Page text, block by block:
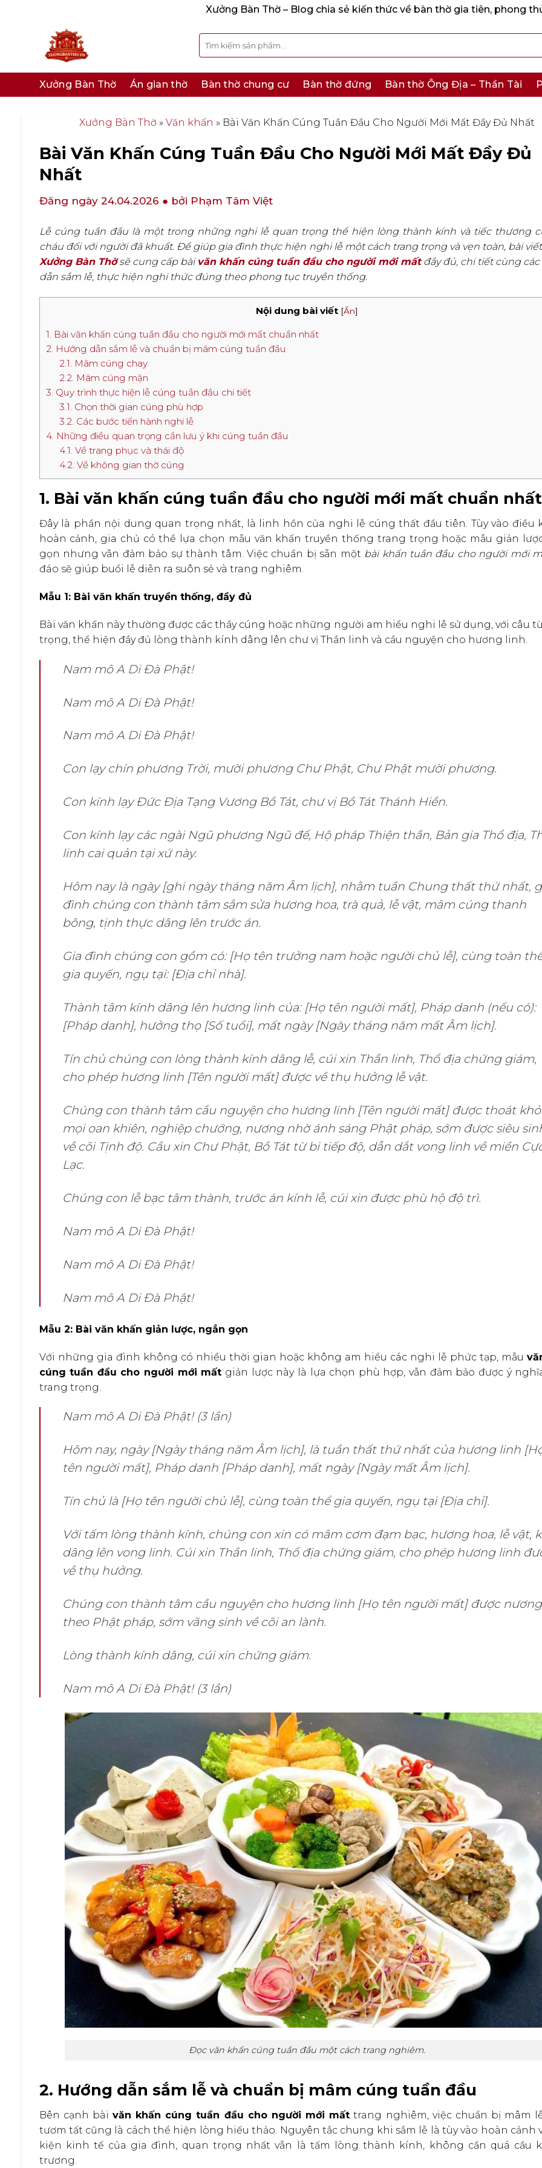
Xưởng Bàn Thờ – Blog chia sẻ kiến thức về bàn thờ gia tiên, phong
Tìm
kiếm:
Xưởng Bàn Thờ Án gian thờ Bàn thờ chung cư Bàn thờ đứng Bàn thờ Ông Địa – Thần Tài
Xưởng Bàn Thờ » Văn khấn » Bài Văn Khấn Cúng Tuần Đầu Cho Người Mới Mất Đầy Đủ Nhất
Bài Văn Khấn Cúng Tuần Đầu Cho Người Mới Mất Đầy Đủ
Nhất
Đăng ngày 24.04.2026 ● bởi Phạm Tâm Việt
Lễ cúng tuần đầu là một trong những nghi lễ quan trọng thể hiện lòng thành kính và tiếc thương
cháu đối với người đã khuất. Để giúp gia đình thực hiện nghi lễ một cách trang trọng và vẹn toàn, bài
Xưởng Bàn Thờsẽ cung cấp bài văn khấn cúng tuần đầu cho người mới mấtđầy đủ, chi tiết cùng
dẫn sắm lễ, thực hiện nghi thức đúng theo phong tục truyền thống.
Nội dung bài viết [Ẩn]
1. Bài văn khấn cúng tuần đầu cho người mới mất chuẩn nhất
2. Hướng dẫn sắm lễ và chuẩn bị mâm cúng tuần đầu
2.1. Mâm cúng chay
2.2. Mâm cúng mặn
3. Quy trình thực hiện lễ cúng tuần đầu chi tiết
3.1. Chọn thời gian cúng phù hợp
3.2. Các bước tiến hành nghi lễ
4. Những điều quan trọng cần lưu ý khi cúng tuần đầu
4.1. Về trang phục và thái độ
4.2. Về không gian thờ cúng
1. Bài văn khấn cúng tuần đầu cho người mới mất chuẩn nhất
Đây là phần nội dung quan trọng nhất, là linh hồn của nghi lễ cúng thất đầu tiên. Tùy vào điều
hoàn cảnh, gia chủ có thể lựa chọn mẫu văn khấn truyền thống trang trọng hoặc mẫu giản
gọn nhưng vẫn đảm bảo sự thành tâm. Việc chuẩn bị sẵn một bài khấn tuần đầu cho người mới
đáo sẽ giúp buổi lễ diễn ra suôn sẻ và trang nghiêm.
Mẫu 1: Bài văn khấn truyền thống, đầy đủ
Bài văn khấn này thường được các thầy cúng hoặc những người am hiểu nghi lễ sử dụng, với câu
trọng, thể hiện đầy đủ lòng thành kính dâng lên chư vị Thần linh và cầu nguyện cho hương linh.
Nam mô A Di Đà Phật!
Nam mô A Di Đà Phật!
Nam mô A Di Đà Phật!
Con lạy chín phương Trời, mười phương Chư Phật, Chư Phật mười phương.
Con kính lạy Đức Địa Tạng Vương Bồ Tát, chư vị Bồ Tát Thánh Hiền.
Con kính lạy các ngài Ngũ phương Ngũ đế, Hộ pháp Thiện thần, Bản gia Thổ địa,
linh cai quản tại xứ này.
Hôm nay là ngày [ghi ngày tháng năm Âm lịch], nhằm tuần Chung thất thứ nhất,
đình chúng con thành tâm sắm sửa hương hoa, trà quả, lễ vật, mâm cúng thanh
bông, tịnh thực dâng lên trước án.
Gia đình chúng con gồm có: [Họ tên trưởng nam hoặc người chủ lễ], cùng toàn
gia quyến, ngụ tại: [Địa chỉ nhà].
Thành tâm kính dâng lên hương linh của: [Họ tên người mất], Pháp danh (nếu có):
[Pháp danh], hưởng thọ [Số tuổi], mất ngày [Ngày tháng năm mất Âm lịch].
Tín chủ chúng con lòng thành kính dâng lễ, cúi xin Thần linh, Thổ địa chứng giám,
cho phép hương linh [Tên người mất] được về thụ hưởng lễ vật.
Chúng con thành tâm cầu nguyện cho hương linh [Tên người mất] được thoát
mọi oan khiên, nghiệp chướng, nương nhờ ánh sáng Phật pháp, sớm được siêu
về cõi Tịnh độ. Cầu xin Chư Phật, Bồ Tát từ bi tiếp độ, dẫn dắt vong linh về miền
Lạc.
Chúng con lễ bạc tâm thành, trước án kính lễ, cúi xin được phù hộ độ trì.
Nam mô A Di Đà Phật!
Nam mô A Di Đà Phật!
Nam mô A Di Đà Phật!
Mẫu 2: Bài văn khấn giản lược, ngắn gọn
Với những gia đình không có nhiều thời gian hoặc không am hiểu các nghi lễ phức tạp, mẫu
cúng tuần đầu cho người mới mất giản lược này là lựa chọn phù hợp, vẫn đảm bảo được ý
trang trọng.
Nam mô A Di Đà Phật! (3 lần)
Hôm nay, ngày [Ngày tháng năm Âm lịch], là tuần thất thứ nhất của hương linh
tên người mất], Pháp danh [Pháp danh], mất ngày [Ngày mất Âm lịch].
Tín chủ là [Họ tên người chủ lễ], cùng toàn thể gia quyến, ngụ tại [Địa chỉ].
Với tấm lòng thành kính, chúng con xin có mâm cơm đạm bạc, hương hoa, lễ vật,
dâng lên vong linh. Cúi xin Thần linh, Thổ địa chứng giám, cho phép hương linh
về thụ hưởng.
Chúng con thành tâm cầu nguyện cho hương linh [Họ tên người mất] được nương
theo Phật pháp, sớm vãng sinh về cõi an lành.
Lòng thành kính dâng, cúi xin chứng giám.
Nam mô A Di Đà Phật! (3 lần)
Đọc văn khấn cúng tuần đầu một cách trang nghiêm.
2. Hướng dẫn sắm lễ và chuẩn bị mâm cúng tuần đầu
Bên cạnh bài văn khấn cúng tuần đầu cho người mới mất trang nghiêm, việc chuẩn bị mâm
tươm tất cũng là cách thể hiện lòng hiếu thảo. Nguyên tắc chung khi sắm lễ là tùy vào hoàn cảnh
kiện kinh tế của gia đình, quan trọng nhất vẫn là tấm lòng thành kính, không cần quá cầu
trương.